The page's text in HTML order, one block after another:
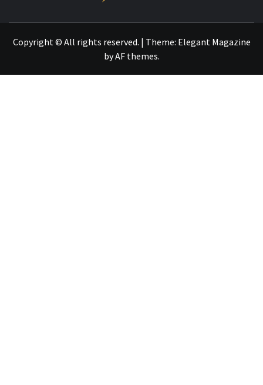
Copyright © All rights reserved. | Theme: Elegant Magazine
byAF themes.